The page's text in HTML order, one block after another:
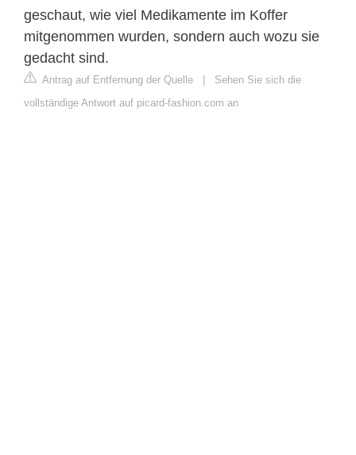
geschaut, wie viel Medikamente im Koffer
mitgenommen wurden, sondern auch wozu sie
gedacht sind.
Antrag auf Entfernung der Quelle | Sehen Sie sich die
vollständige Antwort auf picard-fashion.com an